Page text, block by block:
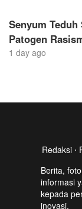
Senyum
Patogen
1 day ago
Redaksi⋅
Berita,
informasi
kepada
inovasi.